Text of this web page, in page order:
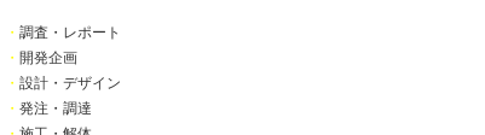
・ 調査・レポート
・ 開発企画
・ 設計・デザイン
・ 発注・調達